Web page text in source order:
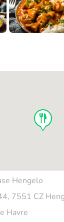
Hengelo
7551 CZ
Havre